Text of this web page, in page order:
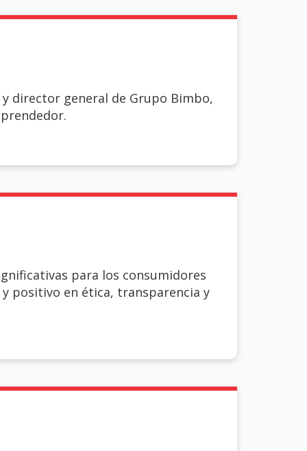
director general de Grupo Bimbo,
para los consumidores
positivo en ética, transparencia y